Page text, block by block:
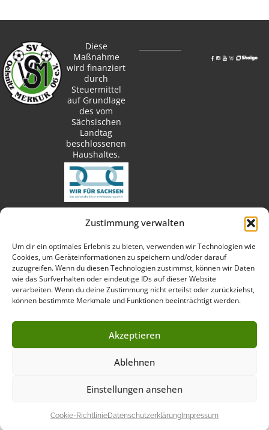
Zustimmung verwalten
Um dir ein optimales Erlebnis zu bieten, verwenden wir Technologien wie
Cookies, um Geräteinformationen zu speichern und/oder darauf
zuzugreifen. Wenn du diesen Technologien zustimmst, können wir Daten
wie das Surfverhalten oder eindeutige IDs auf dieser Website
verarbeiten. Wenn du deine Zustimmung nicht erteilst oder zurückziehst,
können bestimmte Merkmale und Funktionen beeinträchtigt werden.
Akzeptieren
Ablehnen
Einstellungen ansehen
Cookie-RichtlinieDatenschutzerklärung Impressum
Diese
Maßnahme
wird finanziert
durch
Steuermittel
auf Grundlage
des vom
Sächsischen
Landtag
beschlossenen
Haushaltes.
techn. Umsetzung:
Fotos: